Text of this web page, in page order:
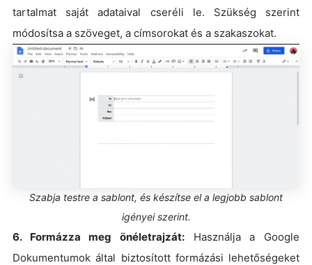
tartalmat saját adataival cseréli le. Szükség szerint
módosítsa a szöveget, a címsorokat és a szakaszokat.
Szabja testre a sablont, és készítse el a legjobb sablont
igényei szerint.
6. Formázza meg önéletrajzát: Használja a Google
Dokumentumok által biztosított formázási lehetőségeket